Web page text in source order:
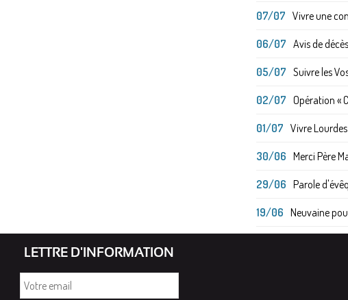
07/07 Vivre une
06/07 Avis de
05/07 Suivre les
02/07 Opération «
01/07 Vivre
30/06 Merci Père
29/06 Parole
19/06 Neuvaine
LETTRE D'INFORMATION